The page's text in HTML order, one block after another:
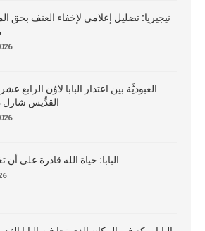
نيجيريا: تضليل إعلامي لإخفاء العنف بحق
العبوديَّة بين اعتذار البابا لاوُن الرابع
القدِّيس شارل
البابا: حياة الله قادرة على أن